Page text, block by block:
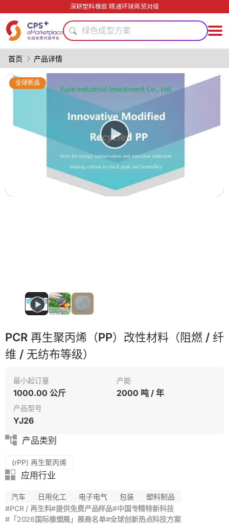
深耕塑料橡胶 精通环球商贸对接
食品级
绿色成型方案
模具
PP
PVC
PET
食品级
降低生产成本
绿色成型方案
生物降解
首页 产品详情
全球新品
PCR 再生聚丙烯（PP）改性材料（阻燃 / 纤
维 / 无纺布等级）
最小起订量
1000.00 公斤
产能
2000 吨 / 年
产品型号
YJ26
产品类别
(rPP) 再生聚丙烯
应用行业
汽车 日用化工 电子电气 包装
塑料制品
#PCR / 再生料#提供免费产品样品#中国专精特新科技
#「2026国际橡塑展」展商名单#全球创新热点科技方案